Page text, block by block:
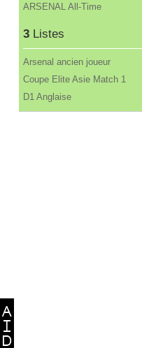
ARSENAL All-Time
3 Listes
Arsenal ancien joueur
Coupe Elite Asie Match 1
D1 Anglaise